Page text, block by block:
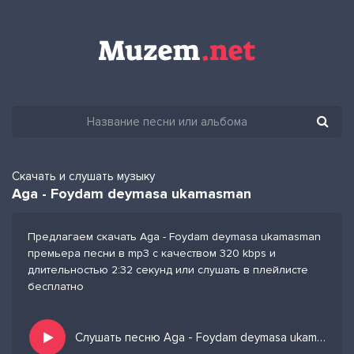
Скачать и слушать музыку
Aga - Foydam deymasa ukamasman
Предлагаем скачать Aga - Foydam deymasa ukamasman
премьера песни в mp3 с качеством 320 kbps и
длительностью 2:32 секунд или слушать в плейлисте
бесплатно
Слушать песню Aga - Foydam deymasa ukamasman и добавить в избранных